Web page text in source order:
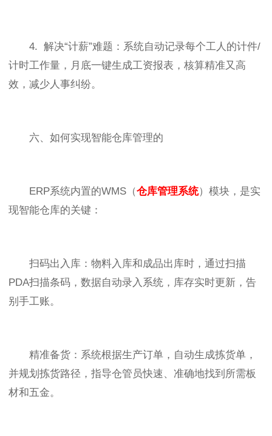
4. 解决“计薪”难题：系统自动记录每个工人的计件/
计时工作量，月底一键生成工资报表，核算精准又高
效，减少人事纠纷。
六、如何实现智能仓库管理的
ERP系统内置的WMS（仓库管理系统）模块，是实
现智能仓库的关键：
扫码出入库：物料入库和成品出库时，通过扫描
PDA扫描条码，数据自动录入系统，库存实时更新，告
别手工账。
精准备货：系统根据生产订单，自动生成拣货单，
并规划拣货路径，指导仓管员快速、准确地找到所需板
材和五金。